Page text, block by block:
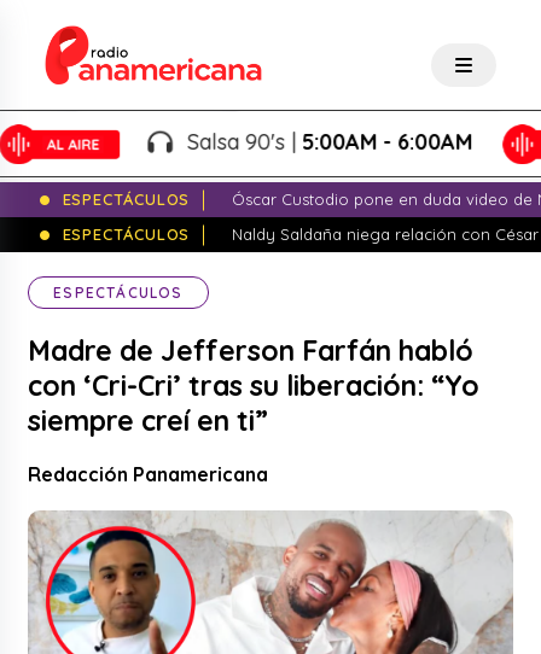
Salsa 90's |5:00AM - 6:00AM
ESPECTÁCULOS
Óscar Custodio pone en duda video de
ESPECTÁCULOS
Naldy Saldaña niega relación con
ESPECTÁCULOS
Madre de Jefferson Farfán habló
con ‘Cri-Cri’ tras su liberación: “Yo
siempre creí en ti”
Redacción Panamericana